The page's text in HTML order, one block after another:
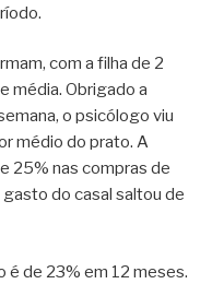
com a filha de 2
média. Obrigado a
o psicólogo viu
médio do prato. A
25% nas compras de
do casal saltou de
é de 23% em 12 meses.